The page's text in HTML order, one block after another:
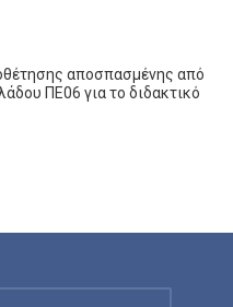
αποσπασμένης από
ΠΕ06 για το διδακτικό